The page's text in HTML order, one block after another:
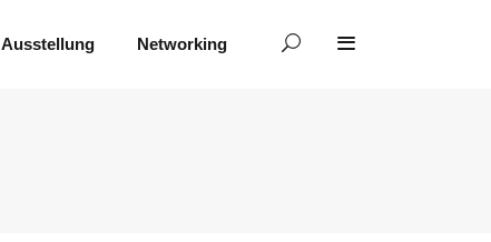
Ausstellung Networking